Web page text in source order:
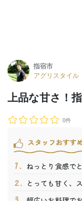
指宿市
アグリスタイル
上品な甘さ！
0件
スタッフおすす
ねっとり食感で
とっても甘く、